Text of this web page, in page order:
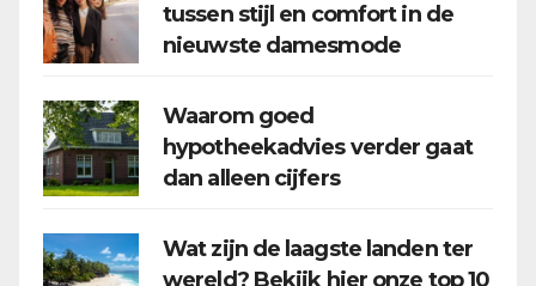
tussen stijl en comfort in de
nieuwste damesmode
Waarom goed
hypotheekadvies verder gaat
dan alleen cijfers
Wat zijn de laagste landen ter
wereld? Bekijk hier onze top 10